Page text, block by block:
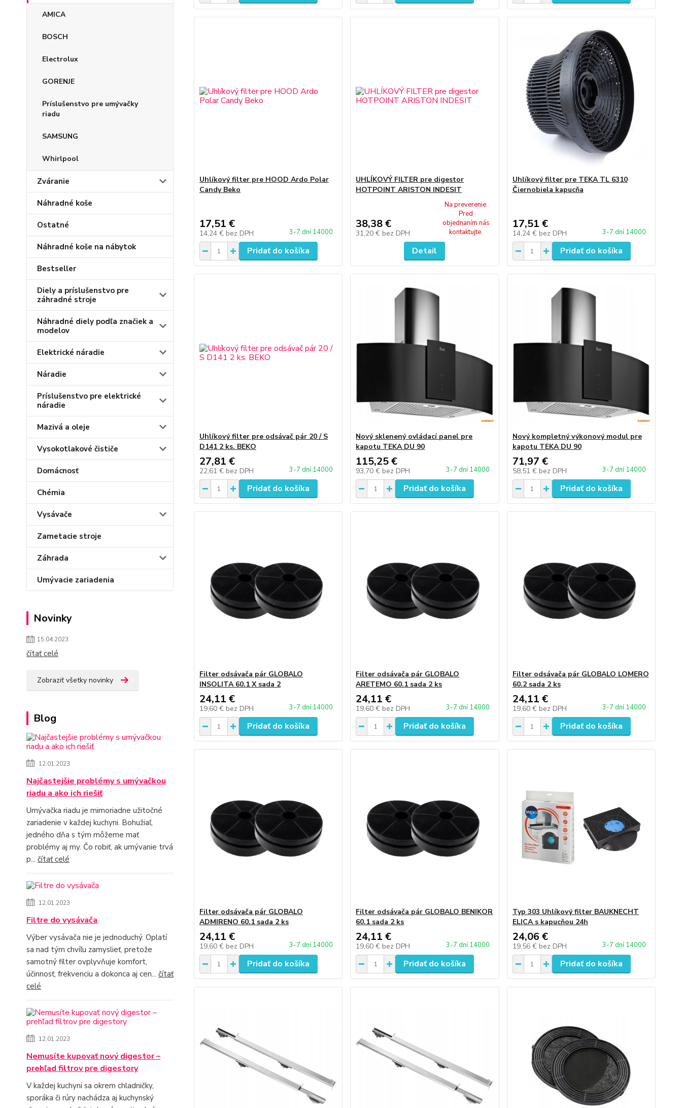
AMICA
BOSCH
Electrolux
GORENJE
Príslušenstvo pre umývačky
riadu
SAMSUNG
Whirlpool
Zváranie
Náhradné koše
Ostatné
Náhradné koše na nábytok
Bestseller
Diely a príslušenstvo pre
záhradné stroje
Náhradné diely podľa značiek a
modelov
Elektrické náradie
Náradie
Príslušenstvo pre elektrické
náradie
Mazivá a oleje
Vysokotlakové čističe
Domácnosť
Chémia
Vysávače
Zametacie stroje
Záhrada
Umývacie zariadenia
Novinky
15.04.2023
čítať celé
Zobraziť všetky novinky
Blog
12.01.2023
Najčastejšie problémy s umývačkou
riadu a ako ich riešiť
Umývačka riadu je mimoriadne užitočné
zariadenie v každej kuchyni. Bohužiaľ,
jedného dňa s tým môžeme mať
problémy aj my. Čo robiť, ak umývanie trvá
p... čítať celé
12.01.2023
Filtre do vysávača
Výber vysávača nie je jednoduchý. Oplatí
sa nad tým chvíľu zamyslieť, pretože
samotný filter ovplyvňuje komfort,
účinnosť, frekvenciu a dokonca aj cen... čítať
celé
12.01.2023
Nemusíte kupovať nový digestor –
prehľad filtrov pre digestory
V každej kuchyni sa okrem chladničky,
sporáka či rúry nachádza aj kuchynský
Uhlíkový filter pre HOOD Ardo Polar
Candy Beko
17,51 €
14,24 € bez DPH 3-7 dní 14000
Pridať do košíka
UHLÍKOVÝ FILTER pre digestor
HOTPOINT ARISTON INDESIT
38,38 €
31,20 € bez DPH
Na preverenie.
Pred
objednaním nás
kontaktujte.
Detail
Uhlíkový filter pre TEKA TL 6310
Čiernobiela kapucňa
17,51 €
14,24 € bez DPH 3-7 dní 14000
Pridať do košíka
Uhlíkový filter pre odsávač pár 20 / S
D141 2 ks. BEKO
27,81 €
22,61 € bez DPH 3-7 dní 14000
Pridať do košíka
Nový sklenený ovládací panel pre
kapotu TEKA DU 90
115,25 €
93,70 € bez DPH 3-7 dní 14000
Pridať do košíka
Nový kompletný výkonový modul pre
kapotu TEKA DU 90
71,97 €
58,51 € bez DPH 3-7 dní 14000
Pridať do košíka
Filter odsávača pár GLOBALO
INSOLITA 60.1 X sada 2
24,11 €
19,60 € bez DPH 3-7 dní 14000
Pridať do košíka
Filter odsávača pár GLOBALO
ARETEMO 60.1 sada 2 ks
24,11 €
19,60 € bez DPH 3-7 dní 14000
Pridať do košíka
Filter odsávača pár GLOBALO LOMERO
60.2 sada 2 ks
24,11 €
19,60 € bez DPH 3-7 dní 14000
Pridať do košíka
Filter odsávača pár GLOBALO
ADMIRENO 60.1 sada 2 ks
24,11 €
19,60 € bez DPH 3-7 dní 14000
Pridať do košíka
Filter odsávača pár GLOBALO BENIKOR
60.1 sada 2 ks
24,11 €
19,60 € bez DPH 3-7 dní 14000
Pridať do košíka
Typ 303 Uhlíkový filter BAUKNECHT
ELICA s kapucňou 24h
24,06 €
19,56 € bez DPH 3-7 dní 14000
Pridať do košíka